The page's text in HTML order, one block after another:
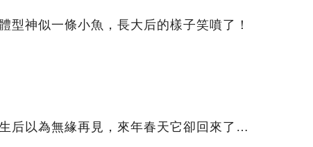
型神似一條小魚，長大后的樣子笑噴了！
后以為無緣再見，來年春天它卻回來了…